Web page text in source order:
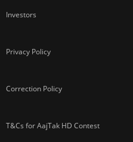
Investors
Privacy Policy
Correction Policy
T&Cs for AajTak HD Contest